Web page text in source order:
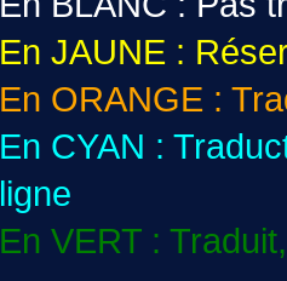
En JAUNE :
En ORANGE :
En CYAN :
ligne
En VERT :